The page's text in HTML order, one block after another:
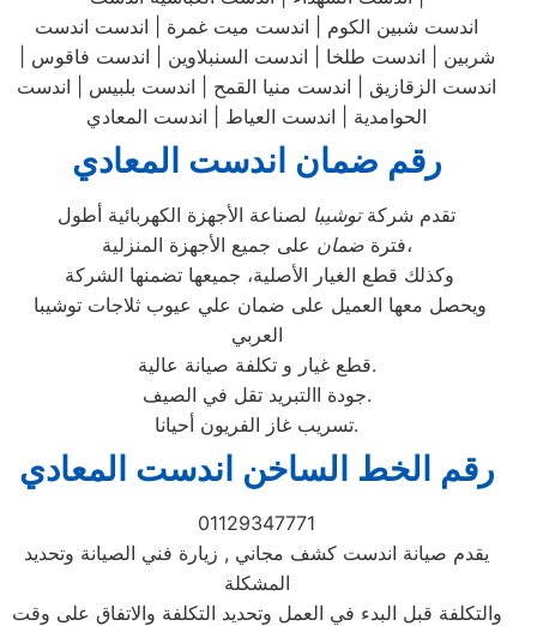
اندست شبين الكوم | اندست ميت غمرة | اندست اندست
شربين | اندست طلخا | اندست السنبلاوين | اندست فاقوس |
اندست الزقازيق | اندست منيا القمح | اندست بلبيس | اندست
الحوامدية | اندست العياط | اندست المعادي
رقم ضمان اندست المعادي
تقدم شركةتوشيبا لصناعة الأجهزة الكهربائية أطول
فترةضمان
على جميع الأجهزة المنزلية،
وكذلك قطع الغيار الأصلية، جميعها تضمنها الشركة
العربي
قطع غيار و تكلفة صيانة عالية.
جودة االتبريد تقل في الصيف.
تسريب غاز الفريون أحيانا.
رقم الخط الساخن اندست المعادي
01129347771
يقدم صيانة اندست كشف مجاني , زيارة فني الصيانة وتحديد
المشكلة
والتكلفة قبل البدء في العمل وتحديد التكلفة والاتفاق على وقت